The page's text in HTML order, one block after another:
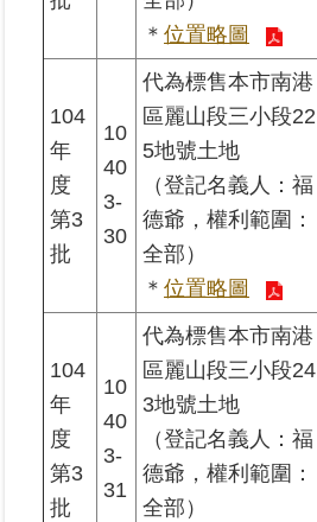
＊ 位置略圖
104
年
度
第3
批
10
40
3-
30
代為標售本市南港
區麗山段三小段22
5地號土地
（登記名義人：福
德爺，權利範圍：
全部）
＊ 位置略圖
104
年
度
第3
批
10
40
3-
31
代為標售本市南港
區麗山段三小段24
3地號土地
（登記名義人：福
德爺，權利範圍：
全部）